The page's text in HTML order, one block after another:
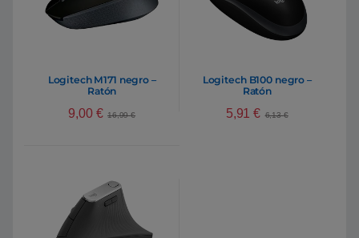
Logitech M171 negro –
Ratón
9,00 € 16,99€
Logitech B100 negro –
Ratón
5,91€ 6,13€